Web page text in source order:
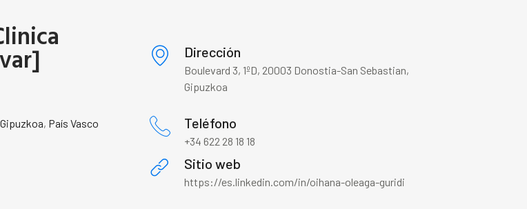
Gipuzkoa, País Vasco
Dirección
Boulevard 3, 1ºD, 20003 Donostia-San Sebastian,
Gipuzkoa
Teléfono
+34 622 28 18 18
Sitio web
https://es.linkedin.com/in/oihana-oleaga-guridi